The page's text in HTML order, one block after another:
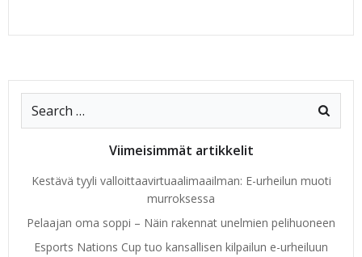
Search
Viimeisimmät artikkelit
Kestävä tyyli valloittaavirtuaalimaailman: E-urheilun muoti
murroksessa
Pelaajan oma soppi – Näin rakennat unelmien pelihuoneen
Esports Nations Cup tuo kansallisen kilpailun e-urheiluun